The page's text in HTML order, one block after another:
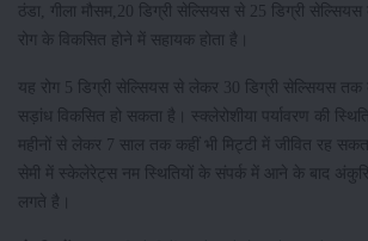
ठंडा, गीला मौसम,20 डिग्री सेल्सियस से 25 डिग्री
रोग के विकसित होने में सहायक होता है।
यह रोग 5 डिग्री सेल्सियस से लेकर 30 डिग्री सेल्सियस
सड़ांध विकसित हो सकता है। स्क्लेरोशीया पर्यावरण की
महीनों से लेकर 7 साल तक कहीं भी मिट्टी में जीवित रह
सेमी में स्केलेरेट्स नम स्थितियों के संपर्क में आने के बाद
लगते है।